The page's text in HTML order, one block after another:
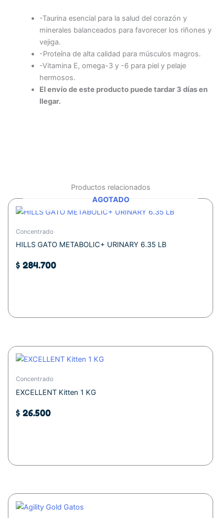
-Taurina esencial para la salud del corazón y
minerales balanceados para favorecer los riñones y
vejiga.
-Proteína de alta calidad para músculos magros.
-Vitamina E, omega-3 y -6 para piel y pelaje
hermosos.
El envío de este producto puede tardar 3 días en
llegar.
Productos relacionados
AGOTADO
Concentrado
HILLS GATO METABOLIC+ URINARY 6.35 LB
$ 284.700
Concentrado
EXCELLENT Kitten 1 KG
$ 26.500
Este
producto